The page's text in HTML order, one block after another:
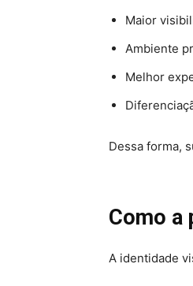
Maior
Ambiente
Melhor
Dessa forma,
Como a
A identidade